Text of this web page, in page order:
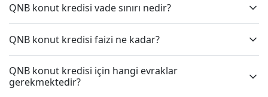
QNB konut kredisi vade sınırı nedir?
QNB konut kredisi faizi ne kadar?
QNB konut kredisi için hangi evraklar
gerekmektedir?